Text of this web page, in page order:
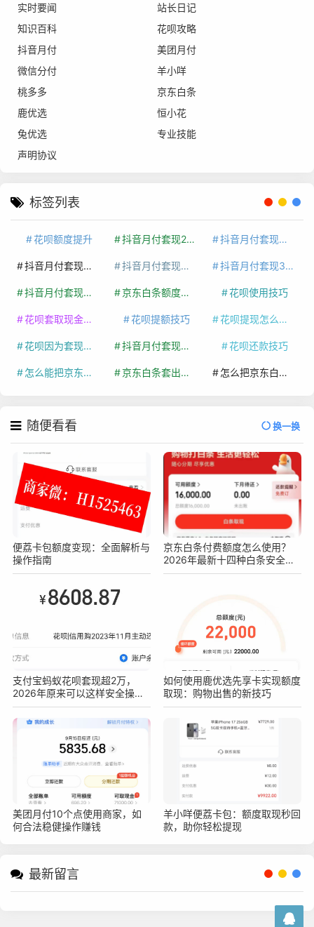
实时要闻
站长日记
知识百科
花呗攻略
抖音月付
美团月付
微信分付
羊小咩
桃多多
京东白条
鹿优选
恒小花
兔优选
专业技能
声明协议
标签列表
花呗额度提升 抖音月付套现24小时接单 抖音月付套现怎么套
抖音月付套现多少手续费 抖音月付套现商家有哪些 抖音月付套现30秒技巧
抖音月付套现最新方法 京东白条额度提升 花呗使用技巧
花呗套取现金最佳方法 花呗提额技巧 花呗提现怎么操作
花呗因为套现被限额了这种情况要多久才会好 抖音月付套现秒回100起 花呗还款技巧
怎么能把京东白条额度钱套出来 京东白条套出来手续费多少 怎么把京东白条的钱取出来
随便看看 换一换
便荔卡包额度变现：全面解析与
操作指南
京东白条付费额度怎么使用？
2026年最新十四种白条安全操
作方法
支付宝蚂蚁花呗套现超2万，
2026年原来可以这样安全操作
不被查！真实亲测方法分享
如何使用鹿优选先享卡实现额度
取现：购物出售的新技巧
美团月付10个点使用商家，如
何合法稳健操作赚钱
羊小咩便荔卡包：额度取现秒回
款，助你轻松提现
最新留言